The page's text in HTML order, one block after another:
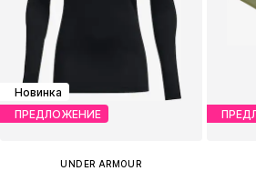
Новинка
ПРЕДЛОЖЕНИЕ
UNDER ARMOUR